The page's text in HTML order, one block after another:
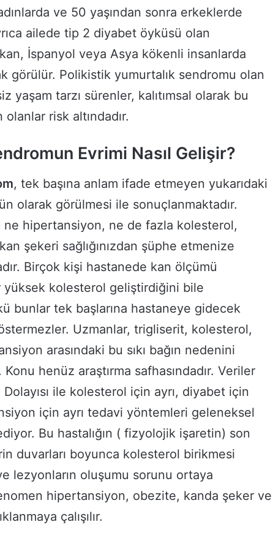
ve 50 yaşından sonra erkeklerde
ailede tip 2 diyabet öyküsü olan
İspanyol veya Asya kökenli insanlarda
görülür. Polikistik yumurtalık sendromu olan
yaşam tarzı sürenler, kalıtımsal olarak bu
olanlar risk altındadır.
Evrimi Nasıl Gelişir?
, tek başına anlam ifade etmeyen yukarıdaki
olarak görülmesi ile sonuçlanmaktadır.
ne hipertansiyon, ne de fazla kolesterol,
şekeri sağlığınızdan şüphe etmenize
Birçok kişi hastanede kan ölçümü
yüksek kolesterol geliştirdiğini bile
bunlar tek başlarına hastaneye gidecek
Uzmanlar, trigliserit, kolesterol,
arasındaki bu sıkı bağın nedenini
henüz araştırma safhasındadır. Veriler
ile kolesterol için ayrı, diyabet için
için ayrı tedavi yöntemleri geleneksel
Bu hastalığın ( fizyolojik işaretin) son
duvarları boyunca kolesterol birikmesi
lezyonların oluşumu sorunu ortaya
hipertansiyon, obezite, kanda şeker ve
çalışılır.